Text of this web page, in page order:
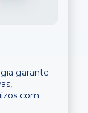
garante
com